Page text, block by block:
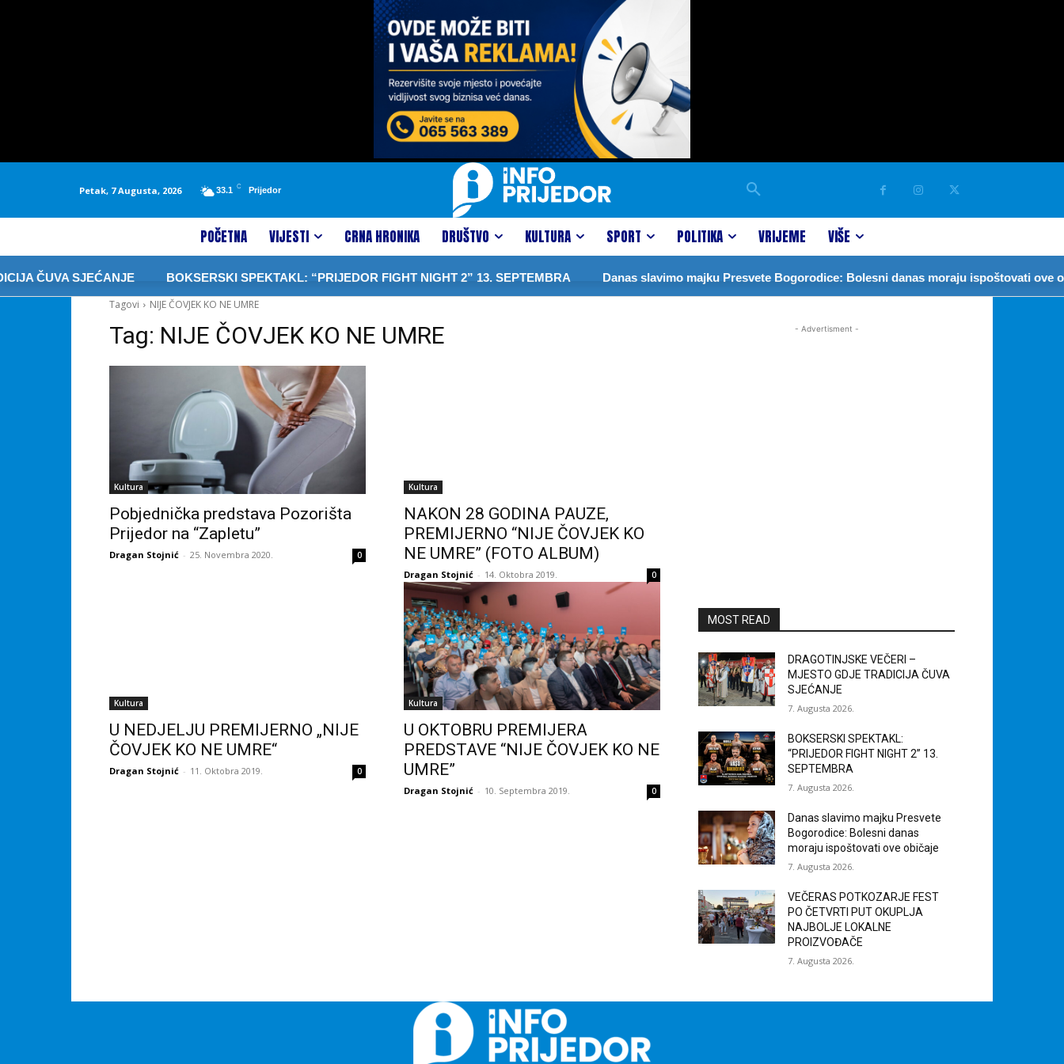
Petak, 7 Augusta, 2026 33.1 C Prijedor
POČETNA VIJESTI CRNA HRONIKA DRUŠTVO KULTURA SPORT POLITIKA VRIJEME VIŠE
ČUVA SJEĆANJE BOKSERSKI SPEKTAKL: “PRIJEDOR FIGHT NIGHT 2” 13. SEPTEMBRA
Danas slavimo majku Presvete Bogorodice: Bolesni danas moraju ispoštovati ove
Tagovi
NIJE ČOVJEK KO NE UMRE
Tag: NIJE ČOVJEK KO NE UMRE
Kultura
Pobjednička predstava Pozorišta
Prijedor na “Zapletu”
Dragan Stojnić - 25. Novembra 2020. 0
Kultura
NAKON 28 GODINA PAUZE,
PREMIJERNO “NIJE ČOVJEK KO
NE UMRE” (FOTO ALBUM)
Dragan Stojnić - 14. Oktobra 2019. 0
Kultura
U NEDJELJU PREMIJERNO „NIJE
ČOVJEK KO NE UMRE“
Dragan Stojnić - 11. Oktobra 2019. 0
Kultura
U OKTOBRU PREMIJERA
PREDSTAVE “NIJE ČOVJEK KO NE
UMRE”
Dragan Stojnić - 10. Septembra 2019. 0
- Advertisment -
MOST READ
DRAGOTINJSKE VEČERI –
MJESTO GDJE TRADICIJA ČUVA
SJEĆANJE
7. Augusta 2026.
BOKSERSKI SPEKTAKL:
“PRIJEDOR FIGHT NIGHT 2” 13.
SEPTEMBRA
7. Augusta 2026.
Danas slavimo majku Presvete
Bogorodice: Bolesni danas
moraju ispoštovati ove običaje
7. Augusta 2026.
VEČERAS POTKOZARJE FEST
PO ČETVRTI PUT OKUPLJA
NAJBOLJE LOKALNE
PROIZVOĐAČE
7. Augusta 2026.